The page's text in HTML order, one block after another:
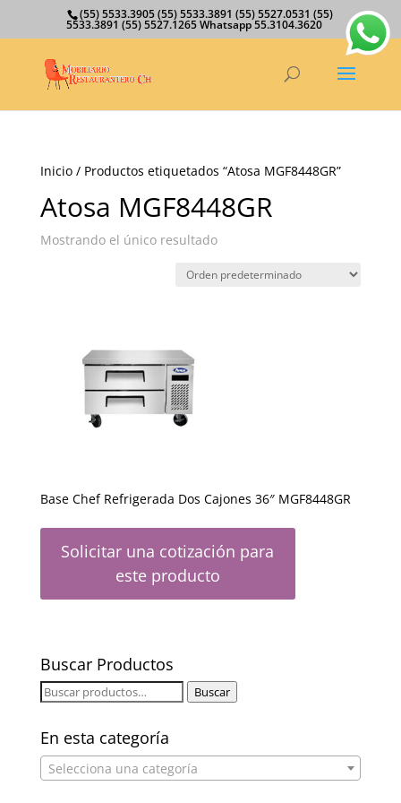
(55) 5533.3905 (55) 5533.3891 (55) 5527.0531 (55)
5533.3891 (55) 5527.1265 Whatsapp 55.3104.3620
Inicio/ Productos etiquetados “Atosa MGF8448GR”
Atosa MGF8448GR
Mostrando el único resultado
Base Chef Refrigerada Dos Cajones 36″ MGF8448GR
Solicitar una cotización para
este producto
Buscar Productos
Buscar
Buscar
En esta categoría
Selecciona una categoría